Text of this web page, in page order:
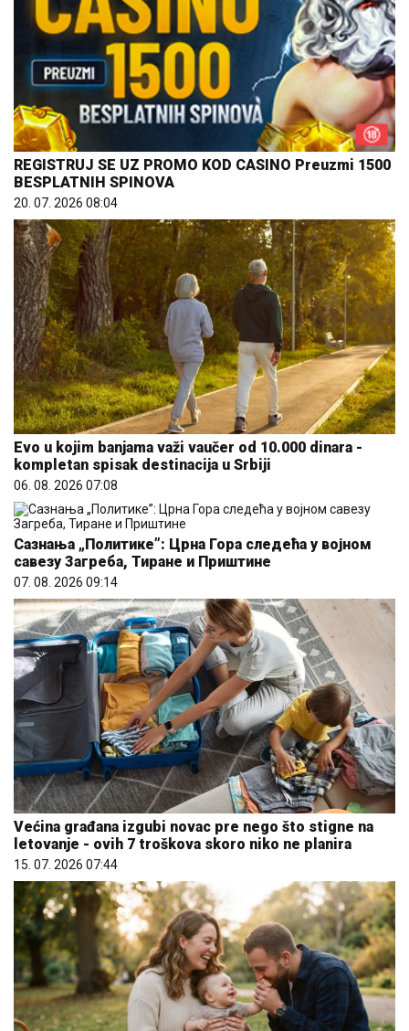
REGISTRUJ SE UZ PROMO KOD CASINO Preuzmi 1500
BESPLATNIH SPINOVA
20. 07. 2026 08:04
Evo u kojim banjama važi vaučer od 10.000 dinara -
kompletan spisak destinacija u Srbiji
06. 08. 2026 07:08
Сазнања „Политике”: Црна Гора следећа у војном
савезу Загреба, Тиране и Приштине
07. 08. 2026 09:14
Većina građana izgubi novac pre nego što stigne na
letovanje - ovih 7 troškova skoro niko ne planira
15. 07. 2026 07:44